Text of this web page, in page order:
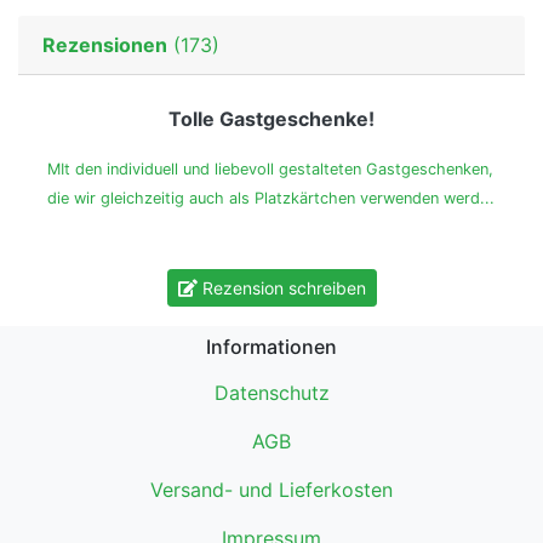
Rezensionen (173)
Tolle Gastgeschenke!
MIt den individuell und liebevoll gestalteten Gastgeschenken,
die wir gleichzeitig auch als Platzkärtchen verwenden werd...
Rezension schreiben
Informationen
Datenschutz
AGB
Versand- und Lieferkosten
Impressum